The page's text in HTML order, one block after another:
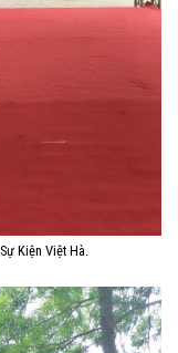
Kiện Việt Hà.